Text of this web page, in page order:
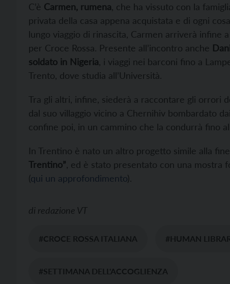
C’è Carmen, rumena , che ha vissuto con la
privata della casa appena acquistata e di ogni
lungo viaggio di rinascita, Carmen arriverà infine
per Croce Rossa. Presente all’incontro anche
soldato in Nigeria , i viaggi nei barconi fino a
Trento, dove studia all’Università.
Tra gli altri, infine, siederà a raccontare gli orrori
dal suo villaggio vicino a Chernihiv bombardato
confine poi, in un cammino che la condurrà fino
In Trentino è nato un altro progetto simile alla fine
Trentino” , ed è stato presentato con una
(qui un approfondimento).
di redazione VT
#CROCE ROSSA ITALIANA #HUMAN
#SETTIMANA DELL'ACCOGLIENZA